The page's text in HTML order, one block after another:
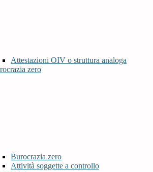
Attestazioni OIV o struttura analoga
zero
Burocrazia zero
Attività soggette a controllo